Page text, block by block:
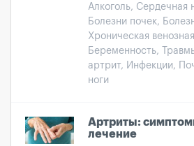
Алкоголь, Сердечная
Болезни почек,
Хроническая
Беременность,
артрит, Инфекции,
ноги
Артриты:
лечение